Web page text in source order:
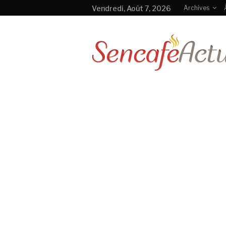
Vendredi, Août 7, 2026 Archives